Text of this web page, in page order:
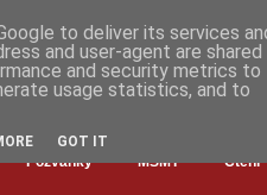
Pozvánky MŠMT Čtení
to deliver its services
and user-agent are shared
and security metrics to
usage statistics, and to
GOT IT